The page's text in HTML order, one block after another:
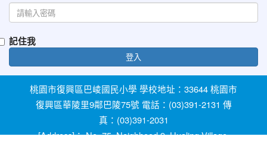
記住我
登入
桃園市復興區巴崚國民小學 學校地址：33644 桃園市
復興區華陵里9鄰巴陵75號 電話：(03)391-2131 傳
真：(03)391-2031
[Address]： No. 75, Neighhood 9, Hualing Village,